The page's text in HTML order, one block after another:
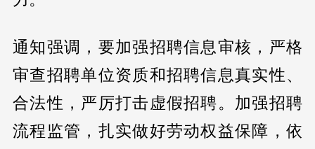
通知强调，要加强招聘信息审核，严格
审查招聘单位资质和招聘信息真实性、
合法性，严厉打击虚假招聘。加强招聘
流程监管，扎实做好劳动权益保障，依